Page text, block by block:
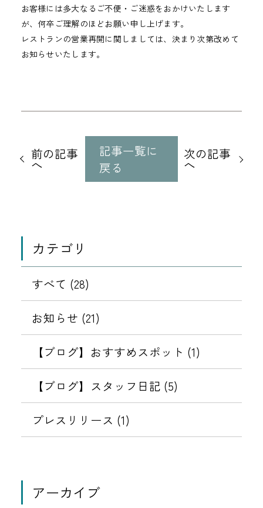
お客様には多大なるご不便・ご迷惑をおかけいたします
が、何卒ご理解のほどお願い申し上げます。
レストランの営業再開に関しましては、決まり次第改めて
お知らせいたします。
記
事
前の記事
へ
記事一覧に
戻る
次の記事
へ
カテゴリ
すべて (28)
お知らせ (21)
【ブログ】おすすめスポット (1)
【ブログ】スタッフ日記 (5)
プレスリリース (1)
アーカイブ